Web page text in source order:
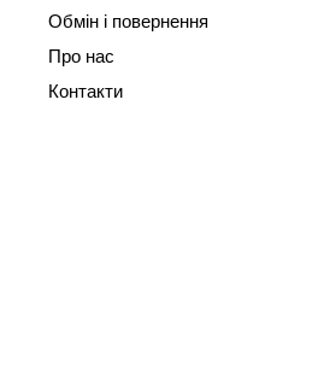
Обмін і повернення
Про нас
Контакти